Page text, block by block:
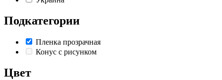
Подкатегории
Пленка прозрачная
Конус с рисунком
Цвет